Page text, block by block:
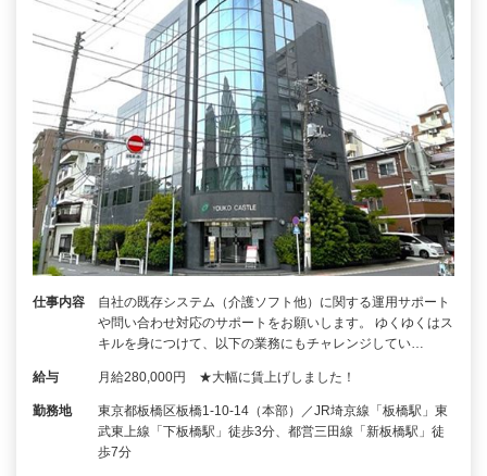
仕事内容
自社の既存システム（介護ソフト他）に関する運用サポート
や問い合わせ対応のサポートをお願いします。 ゆくゆくはス
キルを身につけて、以下の業務にもチャレンジしてい…
給与 月給280,000円 ★大幅に賃上げしました！
勤務地
東京都板橋区板橋1-10-14（本部）／JR埼京線「板橋駅」東
武東上線「下板橋駅」徒歩3分、都営三田線「新板橋駅」徒
歩7分